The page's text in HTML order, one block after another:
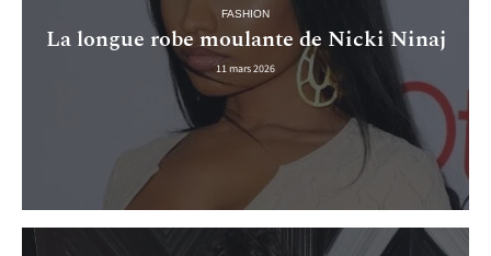
FASHION
La longue robe moulante de Nicki Ninaj
11 mars 2026